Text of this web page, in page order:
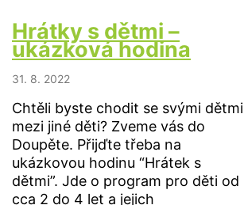
Hrátky s dětmi –
ukázková hodina
31. 8. 2022
Chtěli byste chodit se svými dětmi
mezi jiné děti? Zveme vás do
Doupěte. Přijďte třeba na
ukázkovou hodinu “Hrátek s
dětmi”. Jde o program pro děti od
cca 2 do 4 let a jejich